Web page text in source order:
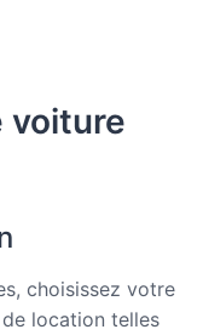
voiture
choisissez votre
location telles